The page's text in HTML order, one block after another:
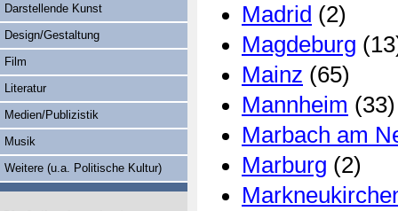
Madrid (2)
Magdeburg
Mainz (65)
Mannheim (33)
Marbach am
Marburg (2)
Darstellende Kunst
Design/Gestaltung
Film
Literatur
Medien/Publizistik
Musik
Weitere (u.a. Politische Kultur)